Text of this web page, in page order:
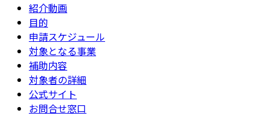
紹介動画
目的
申請スケジュール
対象となる事業
補助内容
対象者の詳細
公式サイト
お問合せ窓口